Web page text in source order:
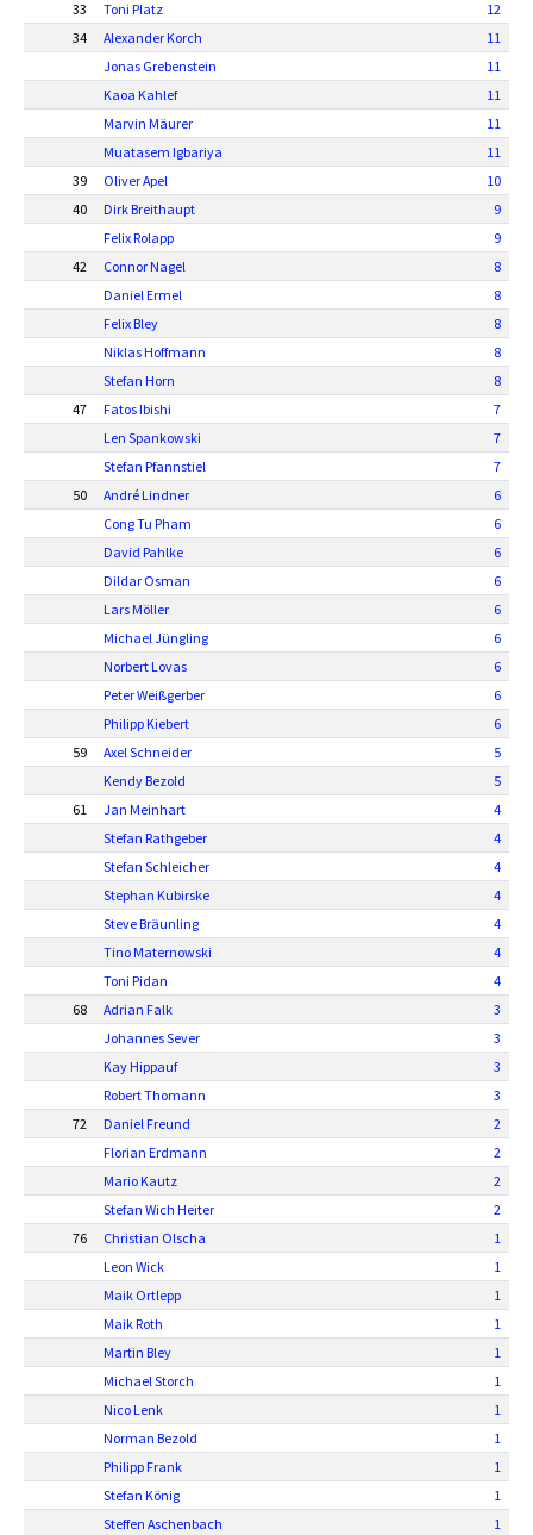
33
Toni Platz
12
34
Alexander Korch
11
Jonas Grebenstein
11
Kaoa Kahlef
11
Marvin Mäurer
11
Muatasem Igbariya
11
39
Oliver Apel
10
40
Dirk Breithaupt
9
Felix Rolapp
9
42
Connor Nagel
8
Daniel Ermel
8
Felix Bley
8
Niklas Hoffmann
8
Stefan Horn
8
47
Fatos Ibishi
7
Len Spankowski
7
Stefan Pfannstiel
7
50
André Lindner
6
Cong Tu Pham
6
David Pahlke
6
Dildar Osman
6
Lars Möller
6
Michael Jüngling
6
Norbert Lovas
6
Peter Weißgerber
6
Philipp Kiebert
6
59
Axel Schneider
5
Kendy Bezold
5
61
Jan Meinhart
4
Stefan Rathgeber
4
Stefan Schleicher
4
Stephan Kubirske
4
Steve Bräunling
4
Tino Maternowski
4
Toni Pidan
4
68
Adrian Falk
3
Johannes Sever
3
Kay Hippauf
3
Robert Thomann
3
72
Daniel Freund
2
Florian Erdmann
2
Mario Kautz
2
Stefan Wich Heiter
2
76
Christian Olscha
1
Leon Wick
1
Maik Ortlepp
1
Maik Roth
1
Martin Bley
1
Michael Storch
1
Nico Lenk
1
Norman Bezold
1
Philipp Frank
1
Stefan König
1
Steffen Aschenbach
1